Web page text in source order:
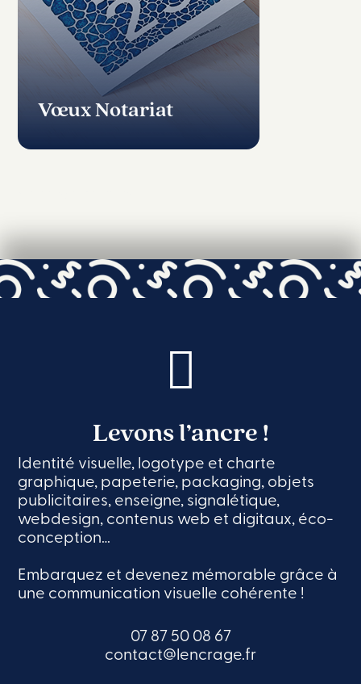
Vœux Notariat
Levons l’ancre !
Identité visuelle, logotype et charte
graphique, papeterie, packaging, objets
publicitaires, enseigne, signalétique,
webdesign, contenus web et digitaux, éco-
conception…
Embarquez et devenez mémorable grâce à
une communication visuelle cohérente !
07 87 50 08 67
contact@lencrage.fr